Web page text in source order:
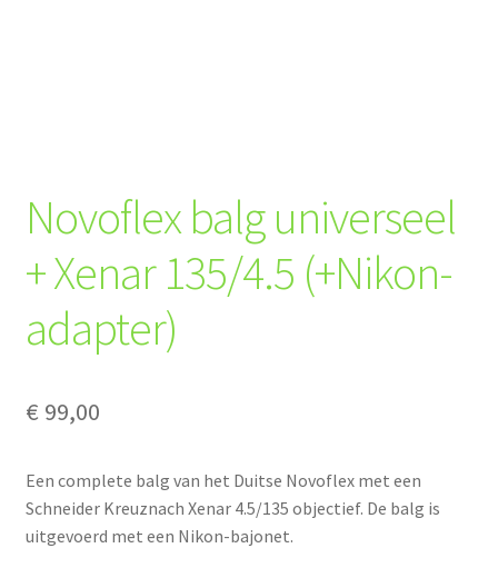
Novoflex balg universeel
+ Xenar 135/4.5 (+Nikon-
adapter)
€ 99,00
Een complete balg van het Duitse Novoflex met een
Schneider Kreuznach Xenar 4.5/135 objectief. De balg is
uitgevoerd met een Nikon-bajonet.